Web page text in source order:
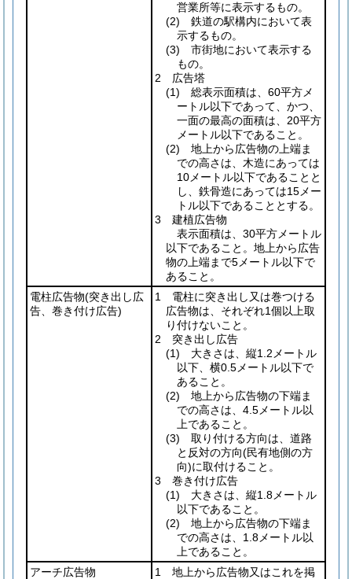
営業所等に表示するもの。
(2) 鉄道の駅構内において表
示するもの。
(3) 市街地において表示する
もの。
2 広告塔
(1) 総表示面積は、60平方メ
ートル以下であって、かつ、
一面の最高の面積は、20平方
メートル以下であること。
(2) 地上から広告物の上端ま
での高さは、木造にあっては
10メートル以下であることと
し、鉄骨造にあっては15メー
トル以下であることとする。
3 建植広告物
表示面積は、30平方メートル
以下であること。地上から広告
物の上端まで5メートル以下で
あること。
電柱広告物(突き出し広
告、巻き付け広告)
1 電柱に突き出し又は巻つける
広告物は、それぞれ1個以上取
り付けないこと。
2 突き出し広告
(1) 大きさは、縦1.2メートル
以下、横0.5メートル以下で
あること。
(2) 地上から広告物の下端ま
での高さは、4.5メートル以
上であること。
(3) 取り付ける方向は、道路
と反対の方向(民有地側の方
向)に取付けること。
3 巻き付け広告
(1) 大きさは、縦1.8メートル
以下であること。
(2) 地上から広告物の下端ま
での高さは、1.8メートル以
上であること。
アーチ広告物
1 地上から広告物又はこれを掲